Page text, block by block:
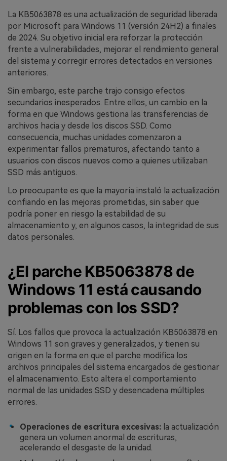
La KB5063878 es una actualización de seguridad liberada
por Microsoft para Windows 11 (versión 24H2) a finales
de 2024. Su objetivo inicial era reforzar la protección
frente a vulnerabilidades, mejorar el rendimiento general
del sistema y corregir errores detectados en versiones
anteriores.
Sin embargo, este parche trajo consigo efectos
secundarios inesperados. Entre ellos, un cambio en la
forma en que Windows gestiona las transferencias de
archivos hacia y desde los discos SSD. Como
consecuencia, muchas unidades comenzaron a
experimentar fallos prematuros, afectando tanto a
usuarios con discos nuevos como a quienes utilizaban
SSD más antiguos.
Lo preocupante es que la mayoría instaló la actualización
confiando en las mejoras prometidas, sin saber que
podría poner en riesgo la estabilidad de su
almacenamiento y, en algunos casos, la integridad de sus
datos personales.
¿El parche KB5063878 de
Windows 11 está causando
problemas con los SSD?
Sí. Los fallos que provoca la actualización KB5063878 en
Windows 11 son graves y generalizados, y tienen su
origen en la forma en que el parche modifica los
archivos principales del sistema encargados de gestionar
el almacenamiento. Esto altera el comportamiento
normal de las unidades SSD y desencadena múltiples
errores.
Operaciones de escritura excesivas: la actualización
genera un volumen anormal de escrituras,
acelerando el desgaste de la unidad.